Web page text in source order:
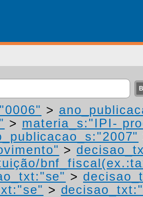
>
> materia_s:"IPI-
>
>
>